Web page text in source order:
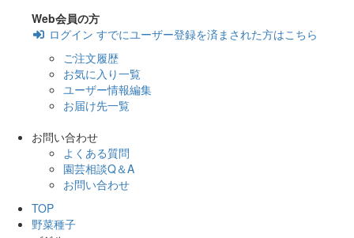
Web会員の方
ログイン すでにユーザー登録を済まされた方はこちら
ご注文履歴
お気に入り一覧
ユーザー情報編集
お届け先一覧
お問い合わせ
よくある質問
園芸相談Q＆A
お問い合わせ
TOP
野菜種子